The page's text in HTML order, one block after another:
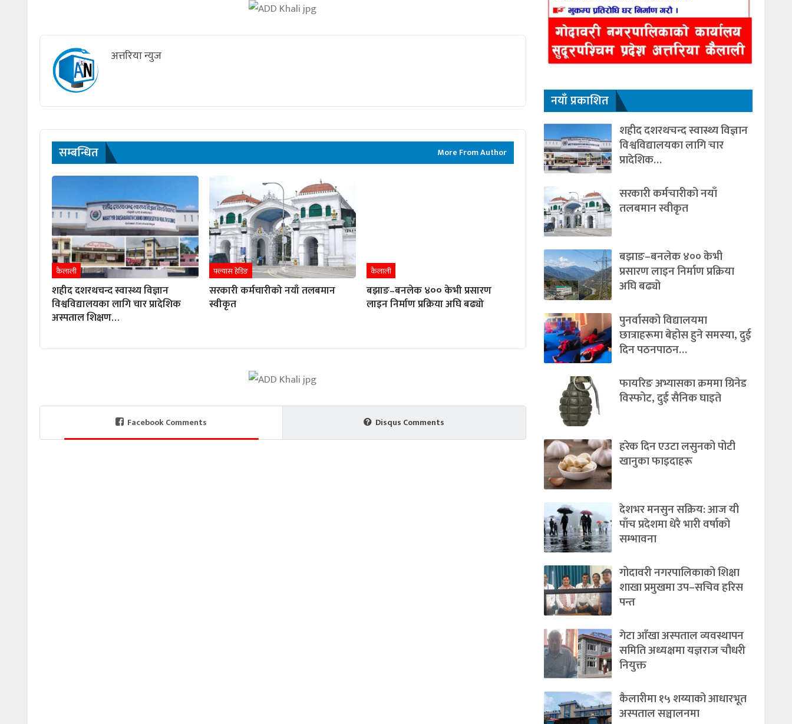
अत्तरिया न्युज
सम्बन्धित More From Author
कैलाली
शहीद दशरथचन्द स्वास्थ्य विज्ञान
विश्वविद्यालयका लागि चार प्रादेशिक
अस्पताल शिक्षण…
फ्ल्यास हेडिङ
सरकारी कर्मचारीको नयाँ तलबमान
स्वीकृत
कैलाली
बझाङ–बनलेक ४०० केभी प्रसारण
लाइन निर्माण प्रक्रिया अघि बढ्यो
Facebook Comments Disqus Comments
नयाँ प्रकाशित
शहीद दशरथचन्द स्वास्थ्य विज्ञान
विश्वविद्यालयका लागि चार
प्रादेशिक…
सरकारी कर्मचारीको नयाँ
तलबमान स्वीकृत
बझाङ–बनलेक ४०० केभी
प्रसारण लाइन निर्माण प्रक्रिया
अघि बढ्यो
पुनर्वासको विद्यालयमा
छात्राहरूमा बेहोस हुने समस्या, दुई
दिन पठनपाठन…
फायरिङ अभ्यासका क्रममा ग्रिनेड
विस्फोट, दुई सैनिक घाइते
हरेक दिन एउटा लसुनको पोटी
खानुका फाइदाहरू
देशभर मनसुन सक्रिय: आज यी
पाँच प्रदेशमा धेरै भारी वर्षाको
सम्भावना
गोदावरी नगरपालिकाको शिक्षा
शाखा प्रमुखमा उप–सचिव हरिस
पन्त
गेटा आँखा अस्पताल व्यवस्थापन
समिति अध्यक्षमा यज्ञराज चौधरी
नियुक्त
कैलारीमा १५ शय्याको आधारभूत
अस्पताल सञ्चालनमा